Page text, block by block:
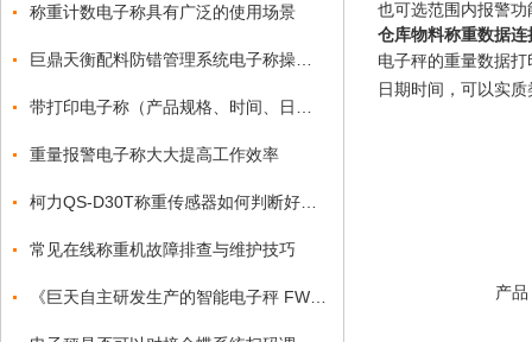
称重计数电子称具有广泛的使用场景
重量报警电子称大大提高工作效率
常见在线称重机故障排查与维护技巧
也可选范围内报警
仓库物料称重数据
电子秤的重量数据
日期时间，可以实
产品